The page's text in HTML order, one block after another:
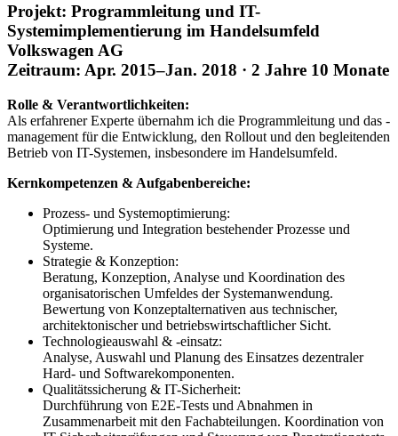
Projekt: Programmleitung und IT-
Systemimplementierung im Handelsumfeld
Volkswagen AG
Zeitraum: Apr. 2015–Jan. 2018 · 2 Jahre 10 Monate
Rolle & Verantwortlichkeiten:
Als erfahrener Experte übernahm ich die Programmleitung und das -
management für die Entwicklung, den Rollout und den begleitenden
Betrieb von IT-Systemen, insbesondere im Handelsumfeld.
Kernkompetenzen & Aufgabenbereiche:
Prozess- und Systemoptimierung:
Optimierung und Integration bestehender Prozesse und
Systeme.
Strategie & Konzeption:
Beratung, Konzeption, Analyse und Koordination des
organisatorischen Umfeldes der Systemanwendung.
Bewertung von Konzeptalternativen aus technischer,
architektonischer und betriebswirtschaftlicher Sicht.
Technologieauswahl & -einsatz:
Analyse, Auswahl und Planung des Einsatzes dezentraler
Hard- und Softwarekomponenten.
Qualitätssicherung & IT-Sicherheit:
Durchführung von E2E-Tests und Abnahmen in
Zusammenarbeit mit den Fachabteilungen. Koordination von